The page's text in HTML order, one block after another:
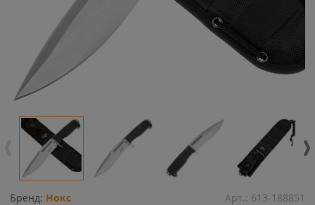
Бренд: Нокс Арт.: 613-188851